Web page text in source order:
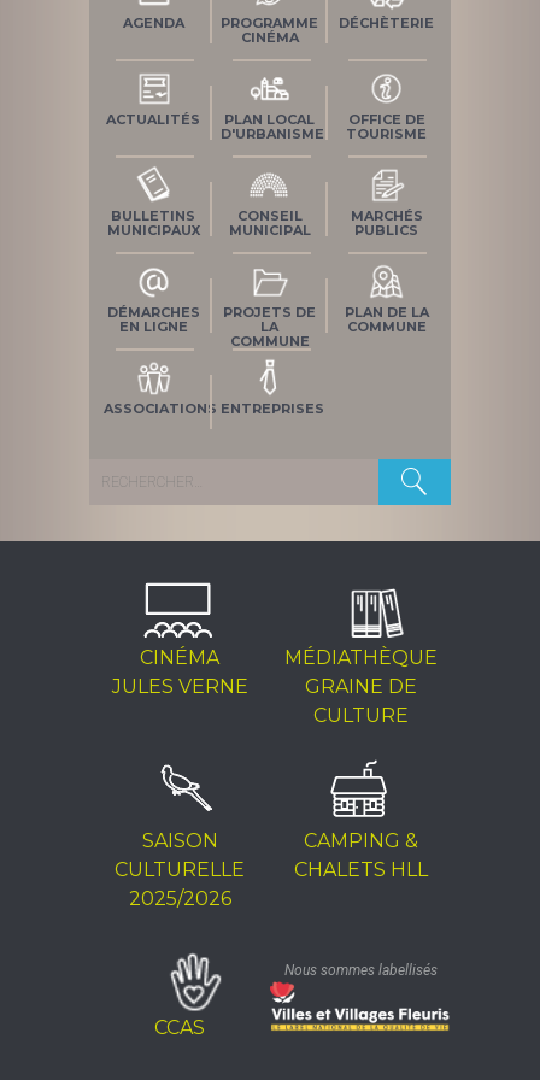
AGENDA
PROGRAMME
CINÉMA
DÉCHÈTERIE
ACTUALITÉS
PLAN LOCAL
D'URBANISME
OFFICE DE
TOURISME
BULLETINS
MUNICIPAUX
CONSEIL
MUNICIPAL
MARCHÉS
PUBLICS
DÉMARCHES
EN LIGNE
PROJETS DE
LA
COMMUNE
PLAN DE LA
COMMUNE
ASSOCIATIONS ENTREPRISES
Rechercher :
CINÉMA
JULES VERNE
MÉDIATHÈQUE
GRAINE DE
CULTURE
SAISON
CULTURELLE
2025/2026
CAMPING &
CHALETS HLL
CCAS
Nous sommes labellisés